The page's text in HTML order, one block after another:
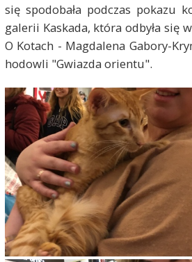
się spodobała podczas pokazu
galerii Kaskada, która odbyła się
O Kotach - Magdalena Gabory-
hodowli "Gwiazda orientu".